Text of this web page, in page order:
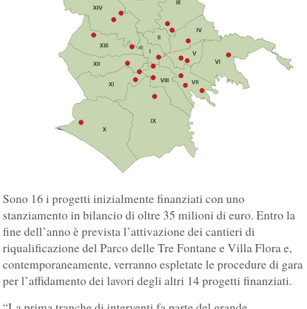
Sono 16 i progetti inizialmente finanziati con uno
stanziamento in bilancio di oltre 35 milioni di euro. Entro la
fine dell’anno è prevista l’attivazione dei cantieri di
riqualificazione del Parco delle Tre Fontane e Villa Flora e,
contemporaneamente, verranno espletate le procedure di gara
per l’affidamento dei lavori degli altri 14 progetti finanziati.